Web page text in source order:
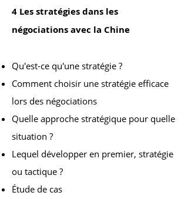
4 Les stratégies dans les
négociations avec la Chine
Qu'est-ce qu'une stratégie ?
Comment choisir une stratégie efficace
lors des négociations
Quelle approche stratégique pour quelle
situation ?
Lequel développer en premier, stratégie
ou tactique ?
Étude de cas